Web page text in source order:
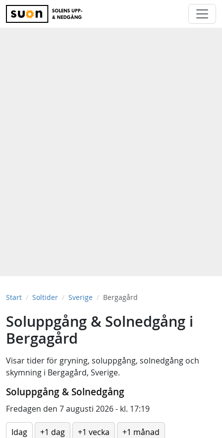
Start Soltider Sverige Bergagård
Soluppgång & Solnedgång i
Bergagård
Visar tider för gryning, soluppgång, solnedgång och
skymning i Bergagård, Sverige.
Soluppgång & Solnedgång
Fredagen den 7 augusti 2026 - kl. 17:19
Idag +1 dag +1 vecka
+1 månad